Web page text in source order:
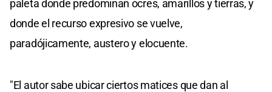
paleta donde predominan ocres, amarillos y tierras, y
donde el recurso expresivo se vuelve,
paradójicamente, austero y elocuente.
"El autor sabe ubicar ciertos matices que dan al